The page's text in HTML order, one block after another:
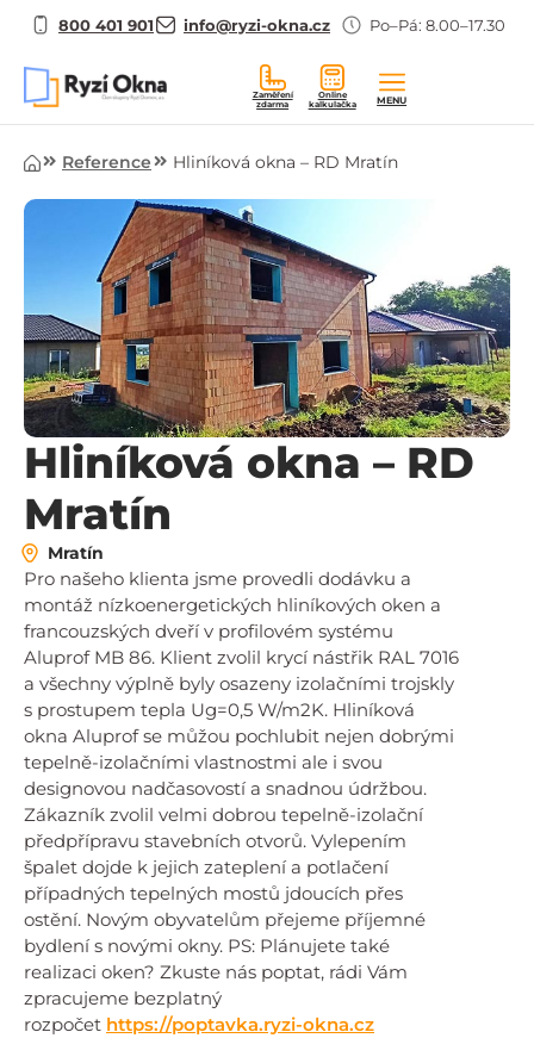
800 401 901 info@ryzi-okna.cz Po–Pá: 8.00–17.30
Zaměření
zdarma
Online
kalkulačka
MENU
ÚvodReference Hliníková okna – RD Mratín
Hliníková okna – RD
Mratín
Mratín
Pro našeho klienta jsme provedli dodávku a
montáž nízkoenergetických hliníkových oken a
francouzských dveří v profilovém systému
Aluprof MB 86. Klient zvolil krycí nástřik RAL 7016
a všechny výplně byly osazeny izolačními trojskly
s prostupem tepla Ug=0,5 W/m2K. Hliníková
okna Aluprof se můžou pochlubit nejen dobrými
tepelně-izolačními vlastnostmi ale i svou
designovou nadčasovostí a snadnou údržbou.
Zákazník zvolil velmi dobrou tepelně-izolační
předpřípravu stavebních otvorů. Vylepením
špalet dojde k jejich zateplení a potlačení
případných tepelných mostů jdoucích přes
ostění. Novým obyvatelům přejeme příjemné
bydlení s novými okny. PS: Plánujete také
realizaci oken? Zkuste nás poptat, rádi Vám
zpracujeme bezplatný
rozpočet https://poptavka.ryzi-okna.cz